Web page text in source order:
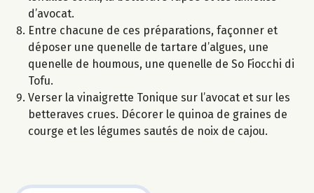
d’avocat.
Entre chacune de ces préparations, façonner et
déposer une quenelle de tartare d’algues, une
quenelle de houmous, une quenelle de So Fiocchi di
Tofu.
Verser la vinaigrette Tonique sur l’avocat et sur les
betteraves crues. Décorer le quinoa de graines de
courge et les légumes sautés de noix de cajou.